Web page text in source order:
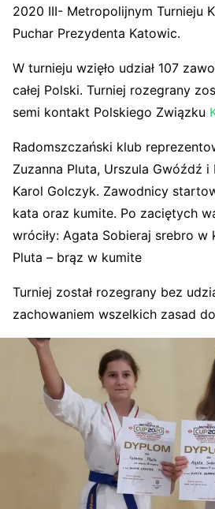
2020 III- Metropolijnym Turnieju
Puchar Prezydenta Katowic.
W turnieju wzięło udział 107
całej Polski. Turniej rozegrany
semi kontakt Polskiego Związku
Radomszczański klub
Zuzanna Pluta, Urszula Gwóźdź
Karol Golczyk. Zawodnicy
kata oraz kumite. Po zaciętych
wróciły: Agata Sobieraj srebro w
Pluta – brąz w kumite
Turniej został rozegrany bez
zachowaniem wszelkich zasad